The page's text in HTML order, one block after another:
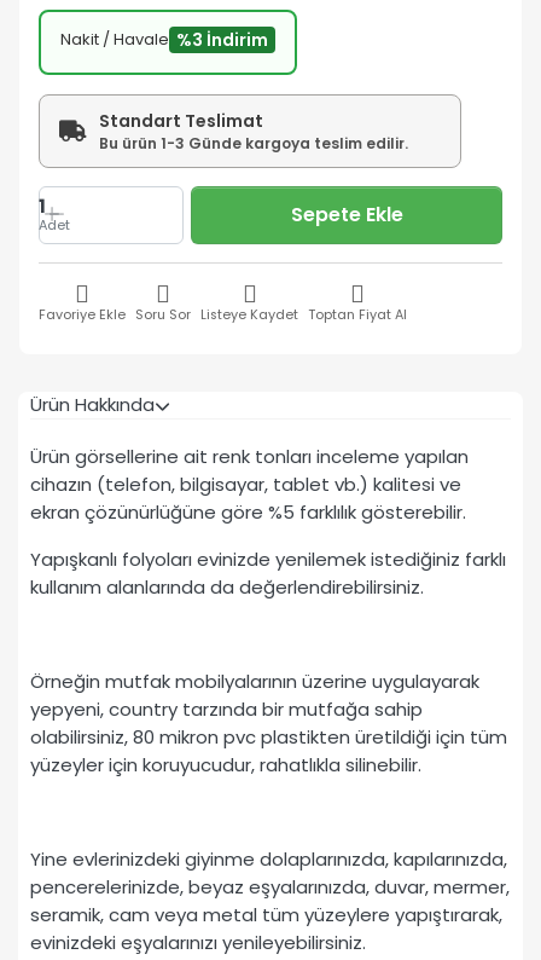
Nakit / Havale %3 İndirim
Standart Teslimat
Bu ürün 1-3 Günde kargoya teslim edilir.
1
Adet Sepete Ekle
Favoriye Ekle Soru Sor Listeye Kaydet Toptan Fiyat Al
Ürün Hakkında
Ürün görsellerine ait renk tonları inceleme yapılan
cihazın (telefon, bilgisayar, tablet vb.) kalitesi ve
ekran çözünürlüğüne göre %5 farklılık gösterebilir.
Yapışkanlı folyoları evinizde yenilemek istediğiniz farklı
kullanım alanlarında da değerlendirebilirsiniz.
Örneğin mutfak mobilyalarının üzerine uygulayarak
yepyeni, country tarzında bir mutfağa sahip
olabilirsiniz, 80 mikron pvc plastikten üretildiği için tüm
yüzeyler için koruyucudur, rahatlıkla silinebilir.
Yine evlerinizdeki giyinme dolaplarınızda, kapılarınızda,
pencerelerinizde, beyaz eşyalarınızda, duvar, mermer,
seramik, cam veya metal tüm yüzeylere yapıştırarak,
evinizdeki eşyalarınızı yenileyebilirsiniz.